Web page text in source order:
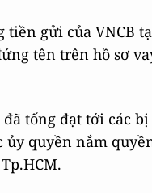
tiền gửi của VNCB
tên trên hồ sơ
tống đạt tới các
ủy quyền nắm